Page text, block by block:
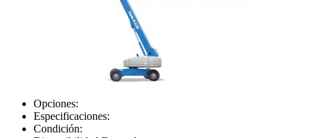
Opciones:
Especificaciones:
Condición: